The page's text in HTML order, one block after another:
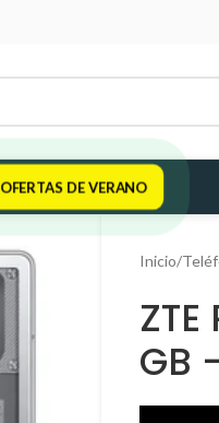
OFERTAS DE VERANO
Inicio/
ZTE
GB